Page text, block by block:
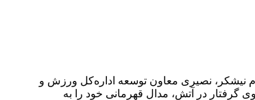
نیشکر، نصیری معاون توسعه اداره‌کل ورزش و
مثال‌زدنی شهید علی لندی نوجوان ۱۵ ساله ایذه‌ای در نجات دو بانوی گرفتار در آتش، مدال قهرمانی خود را به